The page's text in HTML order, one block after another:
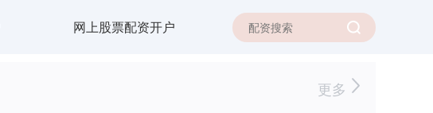
网上股票配资开户
更多